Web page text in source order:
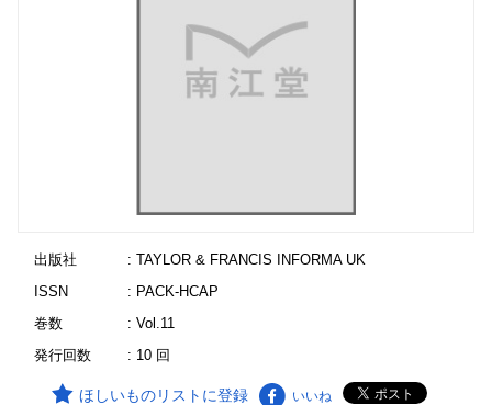
出版社
: TAYLOR & FRANCIS INFORMA UK
ISSN
: PACK-HCAP
巻数
: Vol.11
発行回数
: 10 回
ほしいものリストに登録 いいね